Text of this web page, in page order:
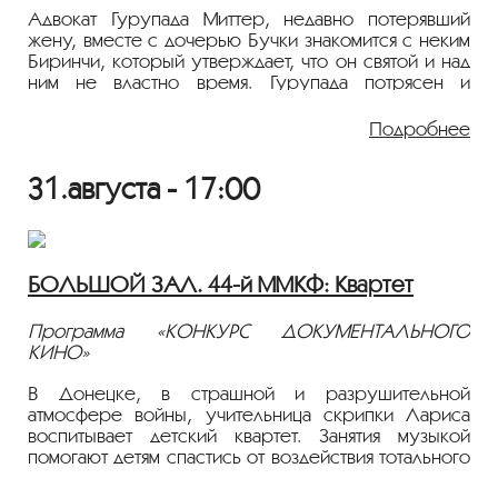
Адвокат Гурупада Миттер, недавно потерявший
жену, вместе с дочерью Бучки знакомится с неким
Биринчи, который утверждает, что он святой и над
ним не властно время. Гурупада потрясен и
чтобы проучить своего возлюбленного Сатью,
сообщает ему, что расстанется с ним и будет
помощью к другу, философу и наставнику
Нибарану. Тот намерен вывести Биринчи на чистую
воду, а заодно и его глупых последователей,
которые позволяют подобным мошенникам
изображать из себя святых и пророков.
Режиссер: Сатьяджит Рай
В ролях: Харупракаш Гхош, Раби Гхош, Прасад
Сомен Бос, Сантош Датта, Ренука Рой, Сатья
Банерджи, Хадирхан Мухерджи
Фильм демонстрируется на языке оригинала с
Подробнее
31.августа - 17:00
БОЛЬШОЙ ЗАЛ. 44-й ММКФ: Квартет
Программа «КОНКУРС ДОКУМЕНТАЛЬНОГО
КИНО»
В Донецке, в страшной и разрушительной
атмосфере войны, учительница скрипки Лариса
воспитывает детский квартет. Занятия музыкой
помогают детям спастись от воздействия тотального